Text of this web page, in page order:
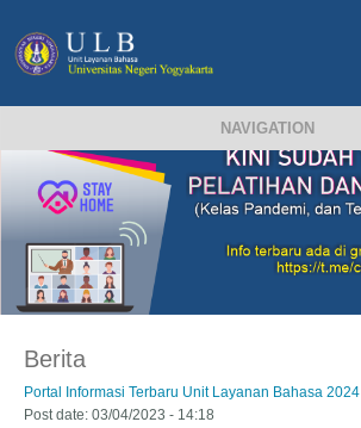
NAVIGATION
Berita
Portal Informasi Terbaru Unit Layanan Bahasa 2024
Post date: 03/04/2023 - 14:18